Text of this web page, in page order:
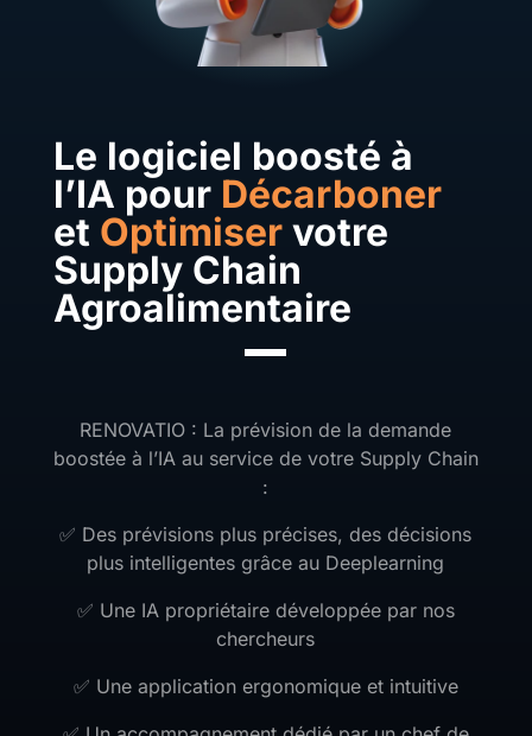
Le logiciel boosté à
l’IA pour Décarboner
et Optimiservotre
Supply Chain
Agroalimentaire
RENOVATIO : La prévision de la demande
boostée à l’IA au service de votre Supply Chain
:
✅ Des prévisions plus précises, des décisions
plus intelligentes grâce au Deeplearning
✅ Une IA propriétaire développée par nos
chercheurs
✅ Une application ergonomique et intuitive